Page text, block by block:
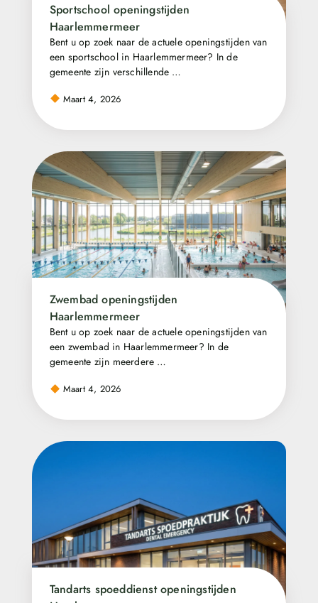
Sportschool openingstijden
Haarlemmermeer
Bent u op zoek naar de actuele openingstijden van
een sportschool in Haarlemmermeer? In de
gemeente zijn verschillende …
Maart 4, 2026
Zwembad openingstijden
Haarlemmermeer
Bent u op zoek naar de actuele openingstijden van
een zwembad in Haarlemmermeer? In de
gemeente zijn meerdere …
Maart 4, 2026
Tandarts spoeddienst openingstijden